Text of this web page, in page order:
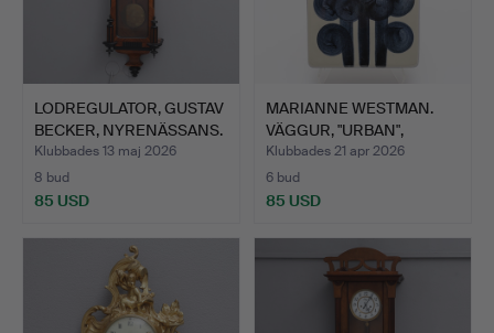
LODREGULATOR, GUSTAV
BECKER, NYRENÄSSANS.
Klubbades 13 maj 2026
8 bud
85 USD
MARIANNE WESTMAN.
VÄGGUR, "URBAN",
RÖRSTRA…
Klubbades 21 apr 2026
6 bud
85 USD